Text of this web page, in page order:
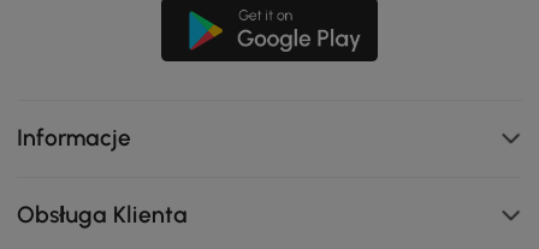
Informacje
Obsługa Klienta